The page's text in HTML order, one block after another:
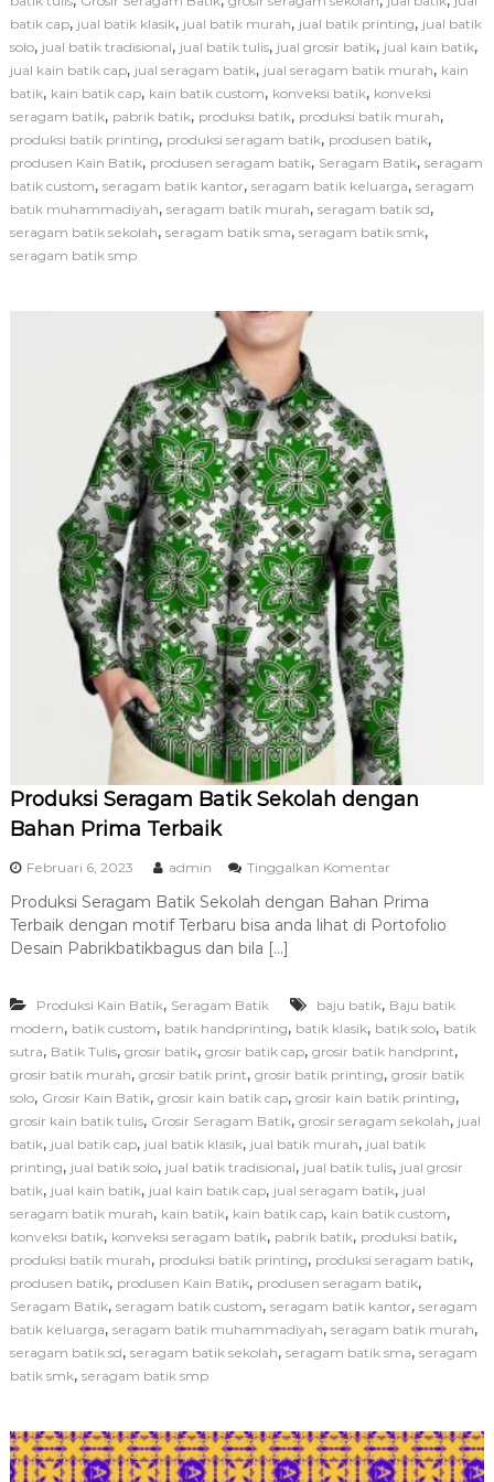
e
r
a
g
m
B
a
t
i
e
a
g
a
i
S
i
m
b
o
l
I
d
e
n
t
i
t
a
s
batik cap, jual batik klasik, jual batik murah, jual batik printing, jual batik
solo, jual batik tradisional, jual batik tulis, jual grosir batik, jual kain batik,
jual kain batik cap, jual seragam batik, jual seragam batik murah, kain
batik, kain batik cap, kain batik custom, konveksi batik, konveksi
seragam batik, pabrik batik, produksi batik, produksi batik murah,
produksi batik printing, produksi seragam batik, produsen batik,
produsen Kain Batik, produsen seragam batik, Seragam Batik, seragam
batik custom, seragam batik kantor, seragam batik keluarga, seragam
batik muhammadiyah, seragam batik murah, seragam batik sd,
seragam batik sekolah, seragam batik sma, seragam batik smk,
seragam batik smp
Produksi Seragam Batik Sekolah dengan
Bahan Prima Terbaik
Februari 6, 2023 admin Tinggalkan Komentarp
d
a
d
u
k
S
e
r
a
g
m
B
a
t
i
k
e
a
h
Produksi Seragam Batik Sekolah dengan Bahan Prima
Terbaik dengan motif Terbaru bisa anda lihat di Portofolio
Desain Pabrikbatikbagus dan bila […]
Produksi Kain Batik, Seragam Batik baju batik, Baju batik
modern, batik custom, batik handprinting, batik klasik, batik solo, batik
sutra, Batik Tulis, grosir batik, grosir batik cap, grosir batik handprint,
grosir batik murah, grosir batik print, grosir batik printing, grosir batik
solo, Grosir Kain Batik, grosir kain batik cap, grosir kain batik printing,
grosir kain batik tulis, Grosir Seragam Batik, grosir seragam sekolah, jual
batik, jual batik cap, jual batik klasik, jual batik murah, jual batik
printing, jual batik solo, jual batik tradisional, jual batik tulis, jual grosir
batik, jual kain batik, jual kain batik cap, jual seragam batik, jual
seragam batik murah, kain batik, kain batik cap, kain batik custom,
konveksi batik, konveksi seragam batik, pabrik batik, produksi batik,
produksi batik murah, produksi batik printing, produksi seragam batik,
produsen batik, produsen Kain Batik, produsen seragam batik,
Seragam Batik, seragam batik custom, seragam batik kantor, seragam
batik keluarga, seragam batik muhammadiyah, seragam batik murah,
seragam batik sd, seragam batik sekolah, seragam batik sma, seragam
batik smk, seragam batik smp